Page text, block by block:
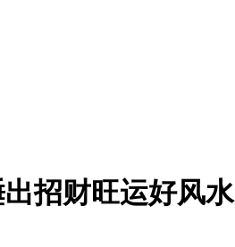
招财旺运好风水